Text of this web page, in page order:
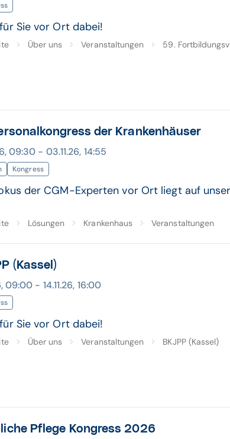
Sie vor Ort dabei!
Über uns Veranstaltungen 59.
der Krankenhäuser
09:30 - 03.11.26, 14:55
Kongress
der CGM-Experten vor Ort liegt auf
Lösungen Krankenhaus Veranstaltungen
(Kassel)
09:00 - 14.11.26, 16:00
Sie vor Ort dabei!
Über uns Veranstaltungen BKJPP (Kassel)
Pflege Kongress 2026